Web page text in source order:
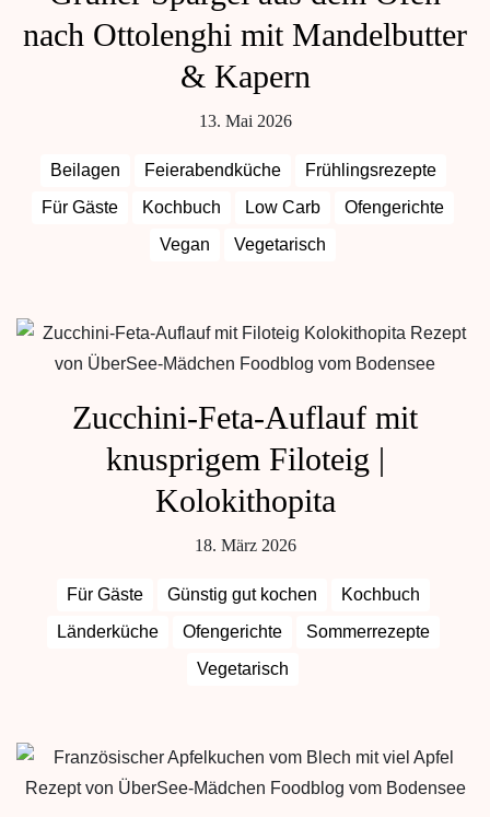
nach Ottolenghi mit Mandelbutter
& Kapern
13. Mai 2026
Beilagen Feierabendküche
Frühlingsrezepte
Für Gäste
Kochbuch Low Carb
Ofengerichte
Vegan
Vegetarisch
Zucchini-Feta-Auflauf mit
knusprigem Filoteig |
Kolokithopita
18. März 2026
Für Gäste Günstig gut kochen
Kochbuch
Länderküche
Ofengerichte
Sommerrezepte
Vegetarisch